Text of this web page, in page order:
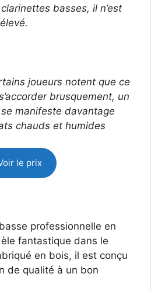
basses, il n’est
joueurs notent que ce
brusquement, un
manifeste davantage
chauds et humides
le prix
professionnelle en
fantastique dans le
en bois, il est conçu
de qualité à un bon